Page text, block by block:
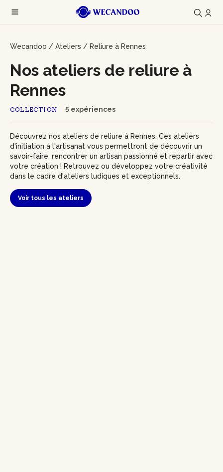
Wecandoo / Ateliers / Reliure à Rennes
COLLECTION 5 expériences
Nos ateliers de reliure à
Rennes
Découvrez nos ateliers de reliure à Rennes. Ces ateliers
d'initiation à l'artisanat vous permettront de découvrir un
savoir-faire, rencontrer un artisan passionné et repartir avec
votre création ! Retrouvez ou développez votre créativité
dans le cadre d'ateliers ludiques et exceptionnels.
Voir tous les ateliers